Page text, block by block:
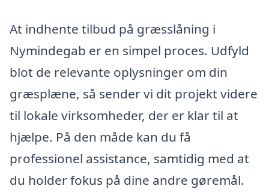
At indhente tilbud på græsslåning i
Nymindegab er en simpel proces. Udfyld
blot de relevante oplysninger om din
græsplæne, så sender vi dit projekt videre
til lokale virksomheder, der er klar til at
hjælpe. På den måde kan du få
professionel assistance, samtidig med at
du holder fokus på dine andre gøremål.